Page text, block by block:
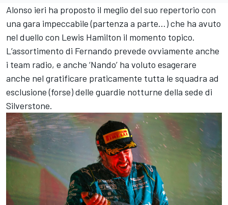
Alonso ieri ha proposto il meglio del suo repertorio con
una gara impeccabile (partenza a parte…) che ha avuto
nel duello con Lewis Hamilton il momento topico.
L’assortimento di Fernando prevede ovviamente anche
i team radio, e anche ‘Nando’ ha voluto esagerare
anche nel gratificare praticamente tutta le squadra ad
esclusione (forse) delle guardie notturne della sede di
Silverstone.